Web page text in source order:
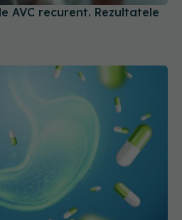
AVC recurent. Rezultatele